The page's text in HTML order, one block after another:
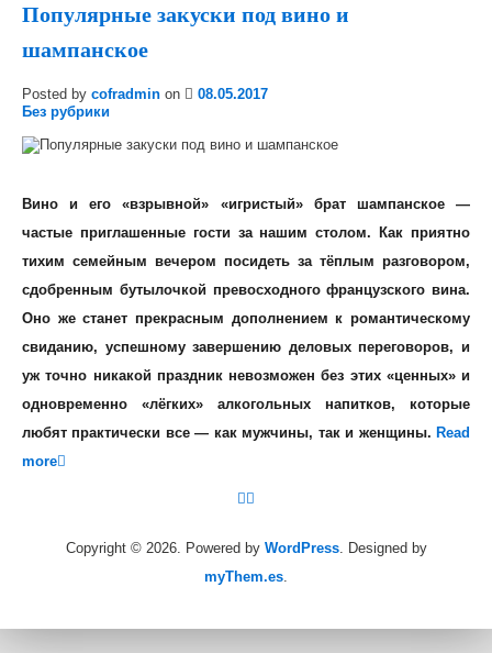
Популярные закуски под вино и
шампанское
Posted by cofradmin on
08.05.2017
Без рубрики
Вино и его «взрывной» «игристый» брат шампанское —
частые приглашенные гости за нашим столом. Как приятно
тихим семейным вечером посидеть за тёплым разговором,
сдобренным бутылочкой превосходного французского вина.
Оно же станет прекрасным дополнением к романтическому
свиданию, успешному завершению деловых переговоров, и
уж точно никакой праздник невозможен без этих «ценных» и
одновременно «лёгких» алкогольных напитков, которые
любят практически все — как мужчины, так и женщины. Read
more
Copyright © 2026. Powered by WordPress. Designed by
myThem.es.